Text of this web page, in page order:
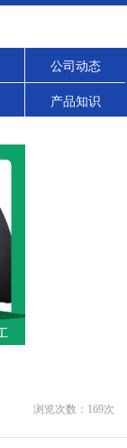
公司动态
产品知识
浏览次数： 169次